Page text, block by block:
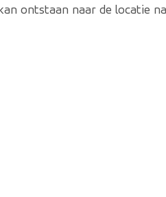
ontstaan naar de locatie